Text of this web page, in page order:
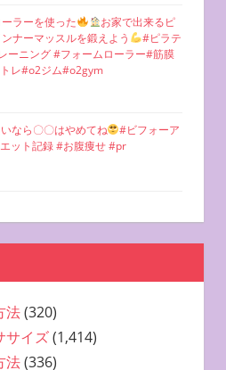
ラーを使った
お家で出来るピ
ンナーマッスルを鍛えよう
#ピラテ
ーニング #フォームローラー#筋膜
レ#o2ジム#o2gym
なら〇〇はやめてね
#ビフォーア
ット記録 #お腹痩せ #pr
法(320)
サイズ(1,414)
法(336)